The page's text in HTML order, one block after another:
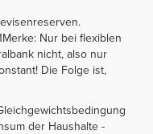
Nur bei flexiblen
nicht, also nur
Die Folge ist,
der Haushalte -